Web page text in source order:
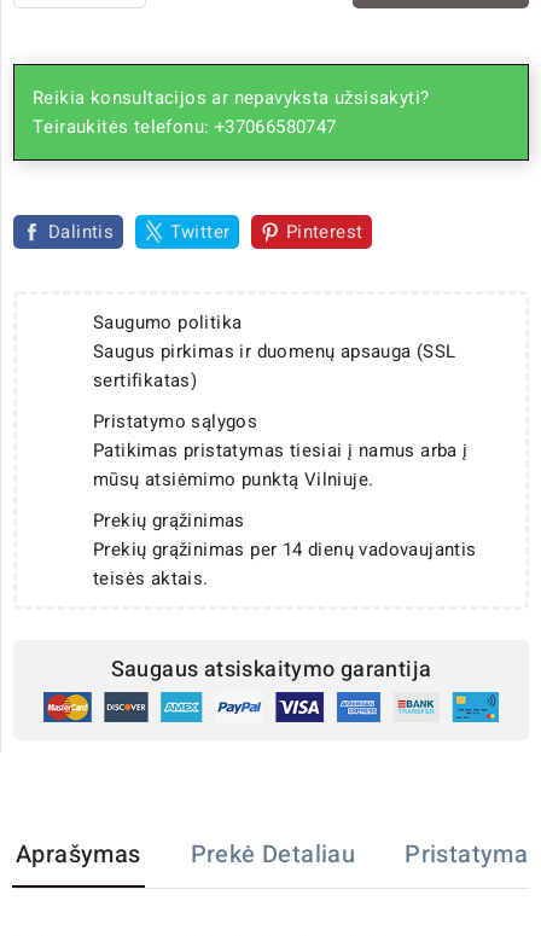
Reikia konsultacijos ar nepavyksta užsisakyti?
Teiraukitės telefonu: +37066580747
Dalintis Twitter Pinterest
Saugumo politika
Saugus pirkimas ir duomenų apsauga (SSL
sertifikatas)
Pristatymo sąlygos
Patikimas pristatymas tiesiai į namus arba į
mūsų atsiėmimo punktą Vilniuje.
Prekių grąžinimas
Prekių grąžinimas per 14 dienų vadovaujantis
teisės aktais.
Saugaus atsiskaitymo garantija
Aprašymas Prekė Detaliau Pristatymas